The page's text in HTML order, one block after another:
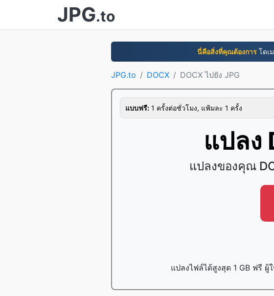
JPG.to
นี่คือสิ่งที่คุณต้องการโดเ
JPG.to DOCX DOCX ไปยัง JPG
แบบฟรี: 1 ครั้งต่อชั่วโมง, แฟ้มละ 1 ครั้ง
แปลง
แปลงของคุณ
แปลงไฟล์ได้สูงสุด 1 GB ฟรี ผู้